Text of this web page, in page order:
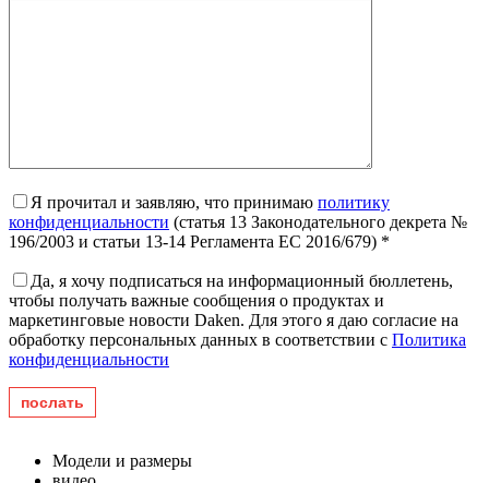
Я прочитал и заявляю, что принимаю политику
конфиденциальности (статья 13 Законодательного декрета №
196/2003 и статьи 13-14 Регламента ЕС 2016/679) *
Да, я хочу подписаться на информационный бюллетень,
чтобы получать важные сообщения о продуктах и ​​
маркетинговые новости Daken. Для этого я даю согласие на
обработку персональных данных в соответствии с Политика
конфиденциальности
Модели и размеры